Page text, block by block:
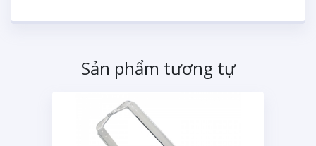
Sản phẩm tương tự